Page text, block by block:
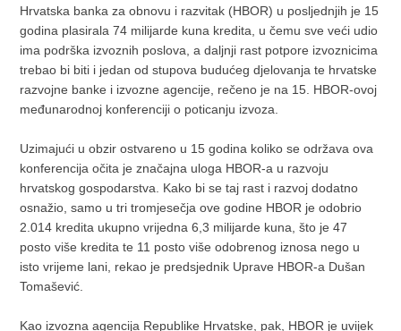
Hrvatska banka za obnovu i razvitak (HBOR) u posljednjih je 15
godina plasirala 74 milijarde kuna kredita, u čemu sve veći udio
ima podrška izvoznih poslova, a daljnji rast potpore izvoznicima
trebao bi biti i jedan od stupova budućeg djelovanja te hrvatske
razvojne banke i izvozne agencije, rečeno je na 15. HBOR-ovoj
međunarodnoj konferenciji o poticanju izvoza.
Uzimajući u obzir ostvareno u 15 godina koliko se održava ova
konferencija očita je značajna uloga HBOR-a u razvoju
hrvatskog gospodarstva. Kako bi se taj rast i razvoj dodatno
osnažio, samo u tri tromjesečja ove godine HBOR je odobrio
2.014 kredita ukupno vrijedna 6,3 milijarde kuna, što je 47
posto više kredita te 11 posto više odobrenog iznosa nego u
isto vrijeme lani, rekao je predsjednik Uprave HBOR-a Dušan
Tomašević.
Kao izvozna agencija Republike Hrvatske, pak, HBOR je uvijek